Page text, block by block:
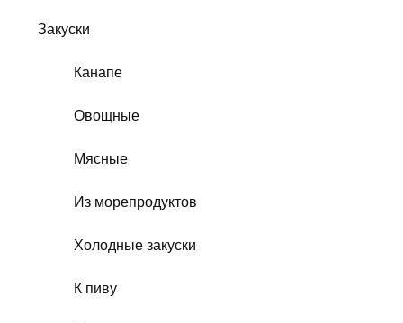
Закуски
Канапе
Овощные
Мясные
Из морепродуктов
Холодные закуски
К пиву